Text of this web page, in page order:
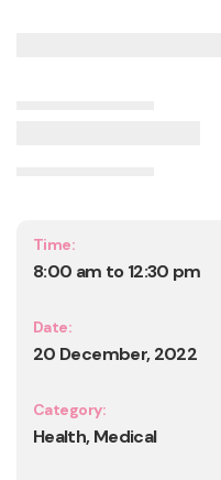
Time:
8:00 am to 12:30 pm
Date:
20 December, 2022
Category:
Health, Medical